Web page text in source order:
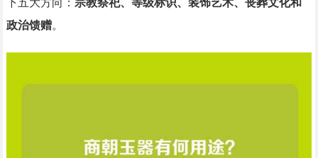
下五大方向： 宗教祭祀、等级标识、装饰艺术、丧葬文化和
政治馈赠。